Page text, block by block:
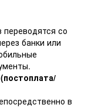
переводятся со
банки или
в